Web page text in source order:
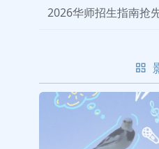
2026华师招生指南抢